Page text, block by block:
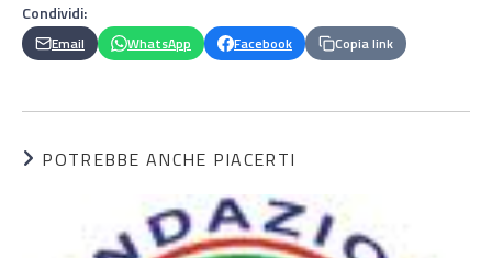
Condividi:
Email WhatsApp Facebook Copia link
POTREBBE ANCHE PIACERTI